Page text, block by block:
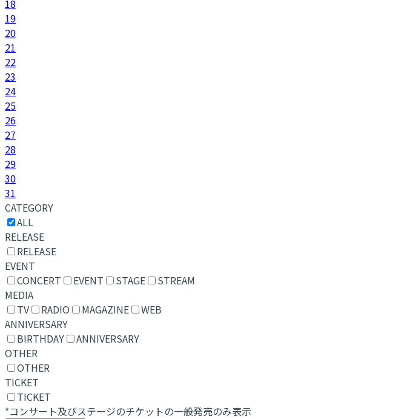
18
19
20
21
22
23
24
25
26
27
28
29
30
31
CATEGORY
ALL
RELEASE
RELEASE
EVENT
CONCERT
EVENT STAGE
STREAM
MEDIA
TV
RADIO MAGAZINE
WEB
ANNIVERSARY
BIRTHDAY
ANNIVERSARY
OTHER
OTHER
TICKET
TICKET
*コンサート及びステージのチケットの一般発売のみ表示